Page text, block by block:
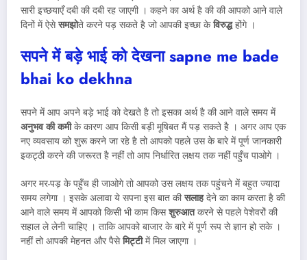
सारी इच्छयाएँ दबी की दबी रह जाएगी । कहने का अर्थ है की की आपको आने वाले
दिनों में ऐसेसमझोते करने पड़ सकते है जो आपकी इच्छा केविरुद्धहोंगे ।
सपने में बड़े भाई को देखना sapne me bade
bhai ko dekhna
सपने में आप अपने बड़े भाई को देखते है तो इसका अर्थ है की आने वाले समय में
अनुभव की कमीके कारण आप किसी बड़ी मूषिबत मैं पड़ सकते है । अगर आप एक
नए व्यवसाय को शुरू करने जा रहे है तो आपको पहले उस के बारे में पूर्ण जानकारी
इकट्ठी करने की जरूरत है नहीं तो आप निर्धारित लक्षय तक नहीं पहुँच पाओगे ।
अगर मर-पड़ के पहुँच ही जाओगे तो आपको उस लक्षय तक पहुंचने में बहुत ज्यादा
समय लगेगा । इसके अलावा ये सपना इस बात कीसलाहदेने का काम करता है की
आने वाले समय में आपको किसी भी काम किसशुरुआतकरने से पहले पेशेवरों की
सहाल ले लेनी चाहिए । ताकि आपको बाजार के बारे में पूर्ण रूप से ज्ञान हो सके ।
नहीं तो आपकी मेहनत और पैसेमिट्टीमें मिल जाएगा ।